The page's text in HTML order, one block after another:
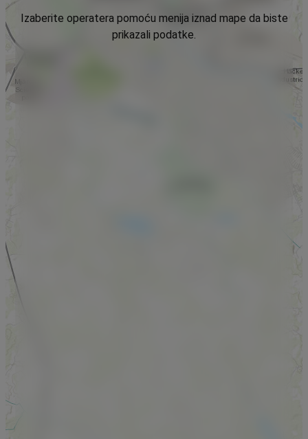
Izaberite operatera pomoću menija iznad mape da biste
prikazali podatke.